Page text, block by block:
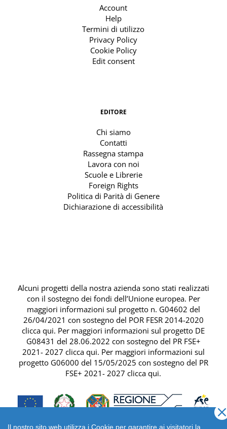
Il nostro sito web utilizza i Cookie per garantire ai visitatori la
Account
Help
Termini di utilizzo
Privacy Policy
Cookie Policy
Edit consent
EDITORE
Chi siamo
Contatti
Rassegna stampa
Lavora con noi
Scuole e Librerie
Foreign Rights
Politica di Parità di Genere
Dichiarazione di accessibilità
Alcuni progetti della nostra azienda sono stati realizzati
con il sostegno dei fondi dell’Unione europea. Per
maggiori informazioni sul progetto n. G04602 del
26/04/2021 con sostegno del POR FESR 2014-2020
clicca qui. Per maggiori informazioni sul progetto DE
G08431 del 28.06.2022 con sostegno del PR FSE+
2021- 2027 clicca qui. Per maggiori informazioni sul
progetto G06000 del 15/05/2025 con sostegno del PR
FSE+ 2021- 2027 clicca qui.